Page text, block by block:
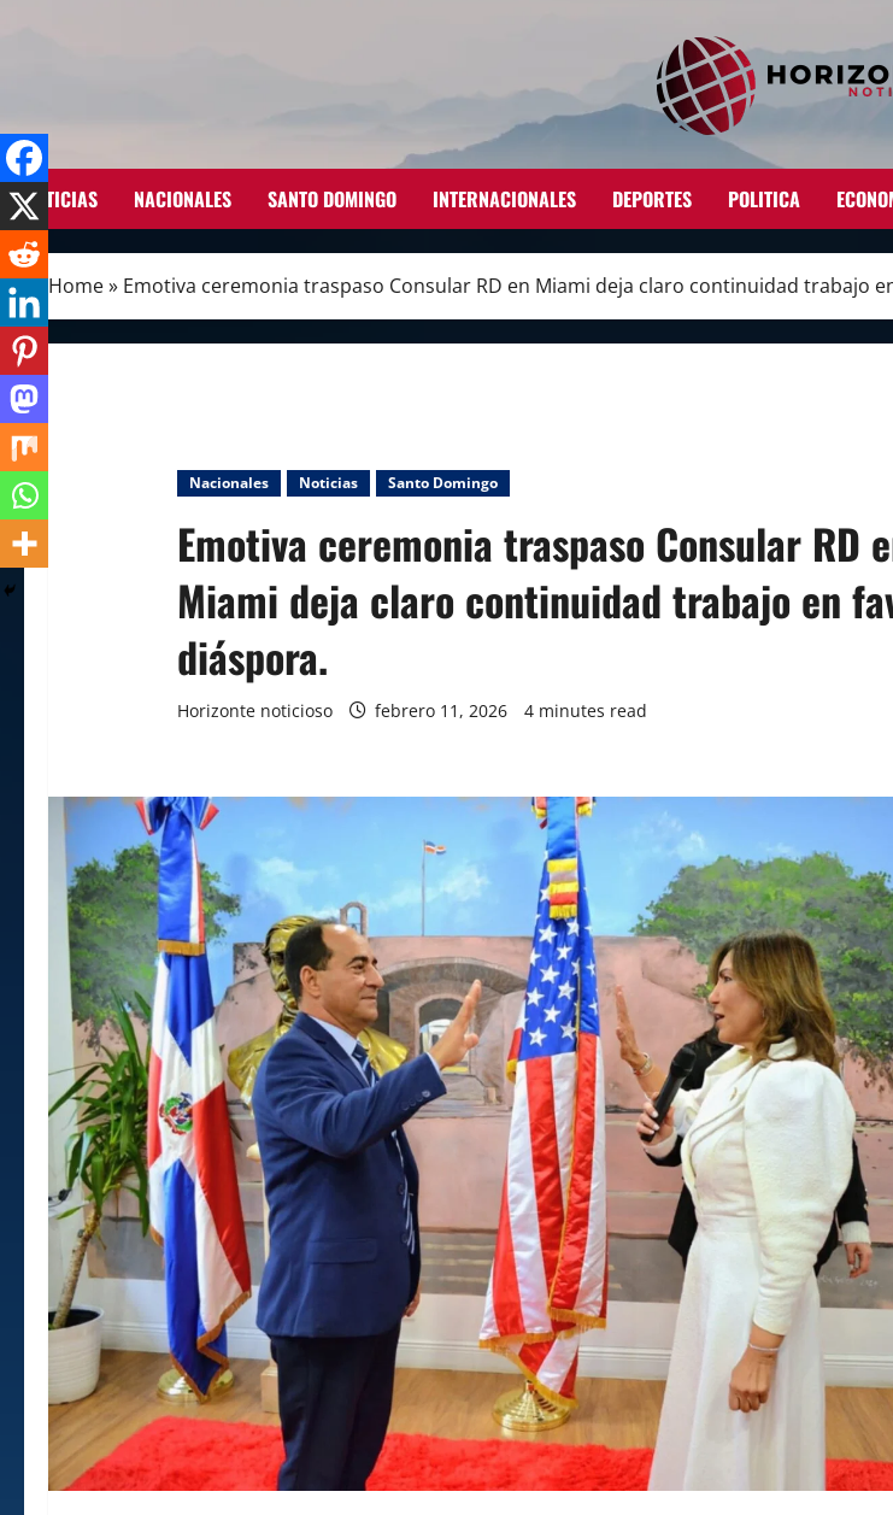
NOTICIAS NACIONALES SANTO DOMINGO INTERNACIONALES DEPORTES POLITICA
Home» Emotiva ceremonia traspaso Consular RD en Miami deja claro continuidad trabajo
Nacionales Noticias Santo Domingo
Emotiva ceremonia traspaso Consular RD
Miami deja claro continuidad trabajo en
diáspora.
Horizonte noticioso febrero 11, 2026 4 minutes read